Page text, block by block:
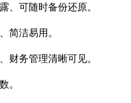
、可随时备份还原。
简洁易用。
财务管理清晰可见。
。